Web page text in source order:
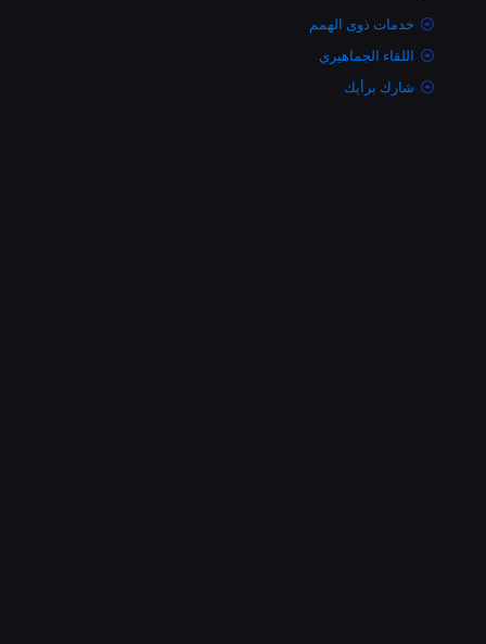
خدمات ذوى الهمم
اللقاء الجماهيري
شارك برأيك